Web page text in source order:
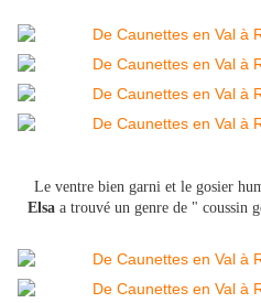
Le ventre bien garni et le gosier
Elsaa trouvé un genre de " coussin